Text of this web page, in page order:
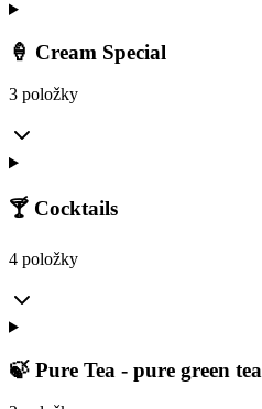
🍦 Cream Special
3 položky
🍸 Cocktails
4 položky
🍃 Pure Tea - pure green tea